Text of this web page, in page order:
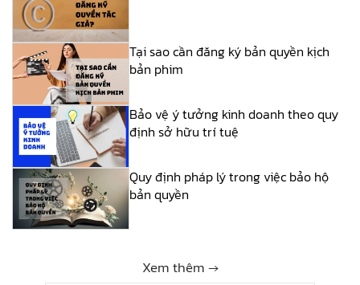
Tại sao cần đăng ký bản quyền kịch
bản phim
Bảo vệ ý tưởng kinh doanh theo quy
định sở hữu trí tuệ
Quy định pháp lý trong việc bảo hộ
bản quyền
Xem thêm →